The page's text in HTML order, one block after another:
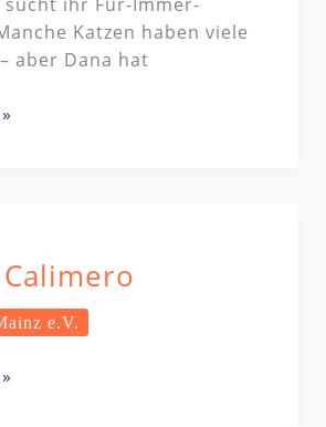
Katzen haben viele
aber Dana hat
e.V.